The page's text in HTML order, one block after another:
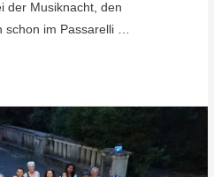
der Musiknacht, den
schon im Passarelli …